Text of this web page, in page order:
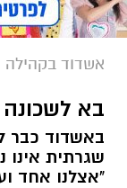
אשדוד בקהילה
בא
באשדוד כבר
שגרתית אינו
"אצלנו אחד